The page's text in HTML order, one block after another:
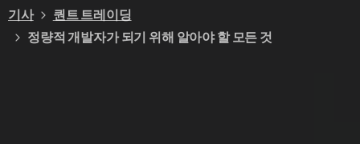
기사
퀀트 트레이딩
정량적 개발자가 되기 위해 알아야 할 모든 것